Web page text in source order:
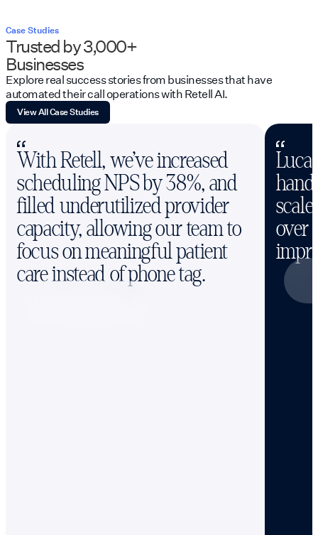
Case Studies
Trusted by 3,000+
Businesses
Explore real success stories from businesses that have
automated their call operations with Retell AI.
View All Case Studies
With Retell, we’ve increased
scheduling NPS by 38%, and
filled underutilized provider
capacity, allowing our team to
focus on meaningful patient
care instead of phone tag.
over